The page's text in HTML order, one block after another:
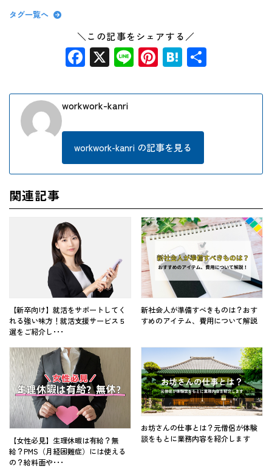
タグ一覧へ
＼この記事をシェアする／
Facebook
X LinePinterest
Hatena
workwork-kanri
workwork-kanri の記事を見る
関連記事
【新卒向け】就活をサポートしてく
れる強い味方！就活支援サービス５
選をご紹介し･･･
新社会人が準備すべきものは？おす
すめのアイテム、費用について解説
【女性必見】生理休暇は有給？無
給？PMS（月経困難症）には使える
の？給料面や･･･
お坊さんの仕事とは？元僧侶が体験
談をもとに業務内容を紹介します